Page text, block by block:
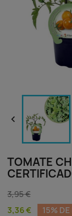

TOMATE
3,95 €
3,36 €
15%